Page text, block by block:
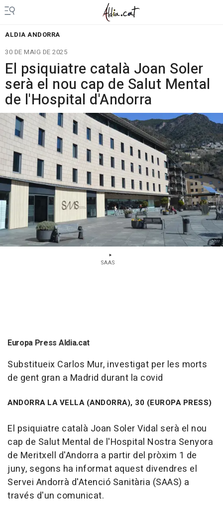
ALDIA ANDORRA
30 DE MAIG DE 2025
El psiquiatre català Joan Soler
serà el nou cap de Salut Mental
de l'Hospital d'Andorra
SAAS
Europa Press Aldia.cat
Substitueix Carlos Mur, investigat per les morts
de gent gran a Madrid durant la covid
ANDORRA LA VELLA (ANDORRA), 30 (EUROPA PRESS)
El psiquiatre català Joan Soler Vidal serà el nou
cap de Salut Mental de l'Hospital Nostra Senyora
de Meritxell d'Andorra a partir del pròxim 1 de
juny, segons ha informat aquest divendres el
Servei Andorrà d'Atenció Sanitària (SAAS) a
través d'un comunicat.